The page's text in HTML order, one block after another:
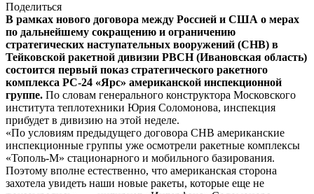
Поделиться
В рамках нового договора между Россией и США о мерах
по дальнейшему сокращению и ограничению
стратегических наступательных вооружений (СНВ) в
Тейковской ракетной дивизии РВСН (Ивановская область)
состоится первый показ стратегического ракетного
комплекса РС-24 «Ярс» американской инспекционной
группе. По словам генерального конструктора Московского
института теплотехники Юрия Соломонова, инспекция
прибудет в дивизию на этой неделе.
«По условиям предыдущего договора СНВ американские
инспекционные группы уже осмотрели ракетные комплексы
«Тополь-М» стационарного и мобильного базирования.
Поэтому вполне естественно, что американская сторона
захотела увидеть наши новые ракеты, которые еще не